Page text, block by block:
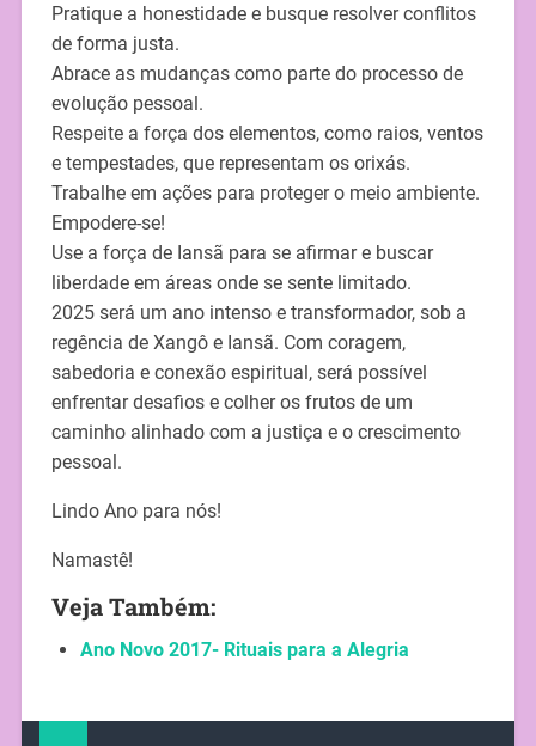
Pratique a honestidade e busque resolver conflitos
de forma justa.
Abrace as mudanças como parte do processo de
evolução pessoal.
Respeite a força dos elementos, como raios, ventos
e tempestades, que representam os orixás.
Trabalhe em ações para proteger o meio ambiente.
Empodere-se!
Use a força de Iansã para se afirmar e buscar
liberdade em áreas onde se sente limitado.
2025 será um ano intenso e transformador, sob a
regência de Xangô e Iansã. Com coragem,
sabedoria e conexão espiritual, será possível
enfrentar desafios e colher os frutos de um
caminho alinhado com a justiça e o crescimento
pessoal.
Lindo Ano para nós!
Namastê!
Veja Também:
Ano Novo 2017- Rituais para a Alegria